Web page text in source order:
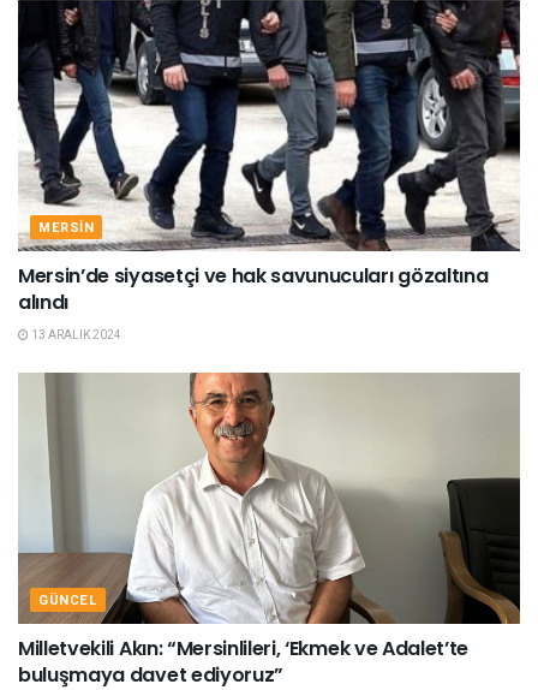
MERSIN
Mersin’de siyasetçi ve hak savunucuları gözaltına
alındı
13 ARALIK 2024
GÜNCEL
Milletvekili Akın: “Mersinlileri, ‘Ekmek ve Adalet’te
buluşmaya davet ediyoruz”